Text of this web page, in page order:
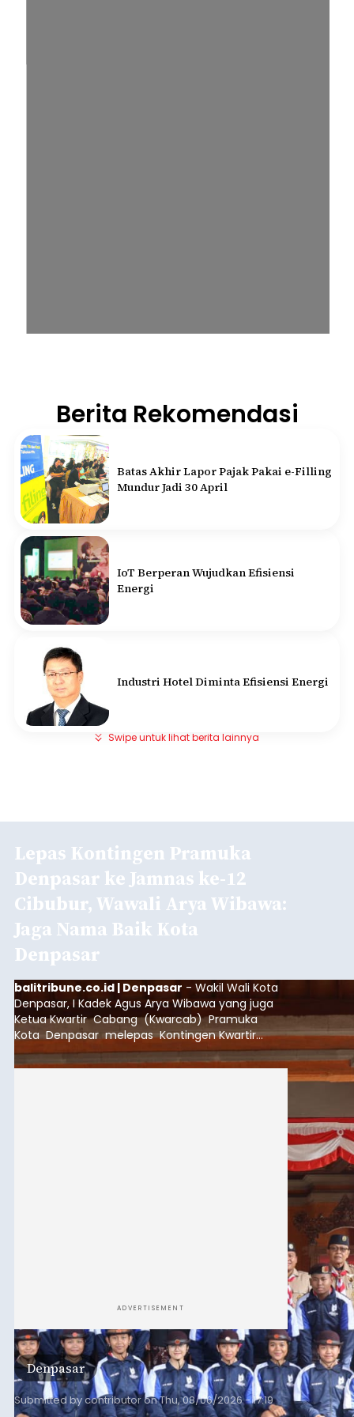
Berita Rekomendasi
Batas Akhir Lapor Pajak Pakai e-Filling
Mundur Jadi 30 April
IoT Berperan Wujudkan Efisiensi
Energi
Industri Hotel Diminta Efisiensi Energi
Swipe untuk lihat berita lainnya
Lepas Kontingen Pramuka
Denpasar ke Jamnas ke-12
Cibubur, Wawali Arya Wibawa:
Jaga Nama Baik Kota
Denpasar
balitribune.co.id | Denpasar - Wakil Wali Kota
Denpasar, I Kadek Agus Arya Wibawa yang juga
Ketua Kwartir Cabang (Kwarcab) Pramuka
Kota Denpasar melepas Kontingen Kwartir
Cabang Gerakan Pramuka Denpasar yang akan
mengikuti Jambore Nasional Pramuka ke-12
ADVERTISEMENT
Denpasar
Submitted bycontributoronThu, 08/06/2026 - 17:19